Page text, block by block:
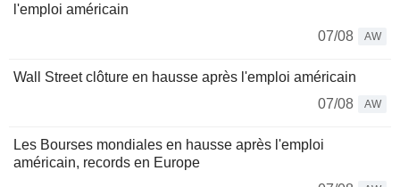
l'emploi américain
07/08
AW
Wall Street clôture en hausse après l'emploi américain
07/08
AW
Les Bourses mondiales en hausse après l'emploi
américain, records en Europe